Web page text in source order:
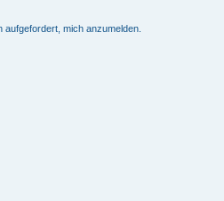
mich anzumelden.